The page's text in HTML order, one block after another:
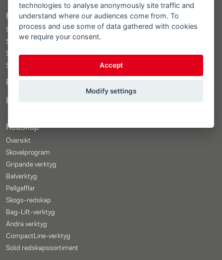
Frontlastare
STOLL ProfiLine ISOBUSConnected
STOLL ProfiLine
STOLL Solid
STOLL CompactLine
Reklammaterialbutik
Pris konfigurator
Redskap
Översikt
Skovelprogram
Gripande verktyg
Balverktyg
Pallgafflar
Skogs-redskap
Bag-Lift-verktyg
Andra verktyg
CompactLine-verktyg
Solid redskapssortiment
technologies to analyse anonymously site traffic and
understand where our audiences come from. To
process and use some of data gathered with cookies
we require your consent.
Accept
Modify settings